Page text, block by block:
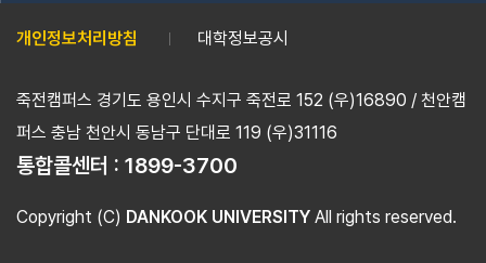
개인정보처리방침 대학정보공시
죽전캠퍼스 경기도 용인시 수지구 죽전로 152 (우)16890 / 천안캠
퍼스 충남 천안시 동남구 단대로 119 (우)31116
통합콜센터 : 1899-3700
Copyright (C) DANKOOK UNIVERSITY All rights reserved.